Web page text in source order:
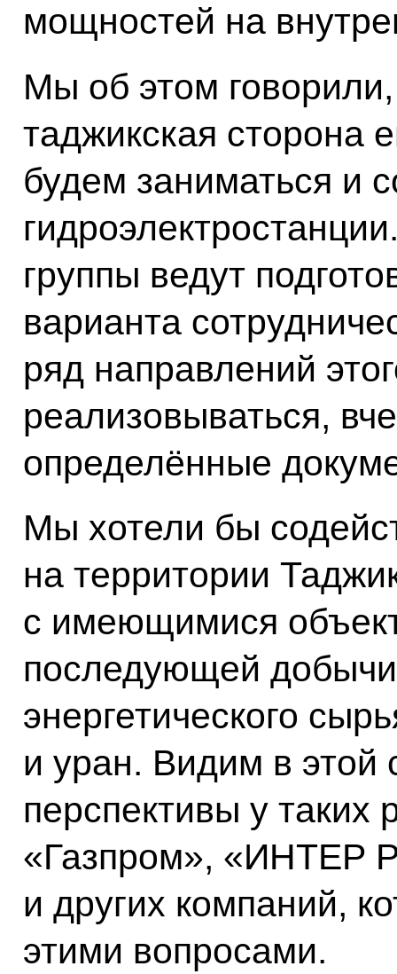
мощностей на
Мы об этом
таджикская сторона
будем заниматься и
группы ведут
варианта
ряд направлений
реализовываться,
определённые
Мы хотели бы
на территории
с имеющимися
последующей
энергетического
и уран. Видим в этой
перспективы у таких
«Газпром», «ИНТЕР
и других компаний,
этими вопросами.